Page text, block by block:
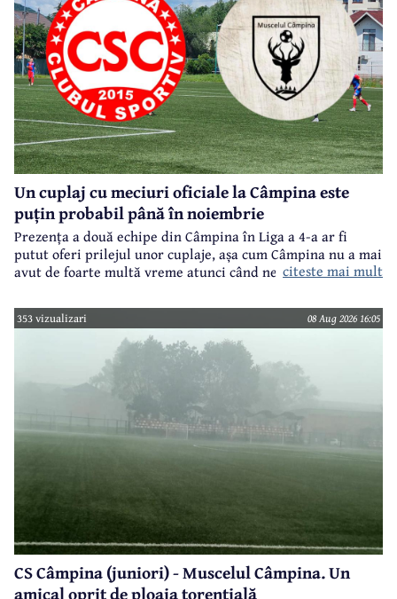
Un cuplaj cu meciuri oficiale la Câmpina este
puțin probabil până în noiembrie
Prezența a două echipe din Câmpina în Liga a 4-a ar fi
putut oferi prilejul unor cuplaje, așa cum Câmpina nu a mai
avut de foarte multă vreme atunci când ne referim la
citeste mai mult
353 vizualizari 08 Aug 2026 16:05
CS Câmpina (juniori) - Muscelul Câmpina. Un
amical oprit de ploaia torențială